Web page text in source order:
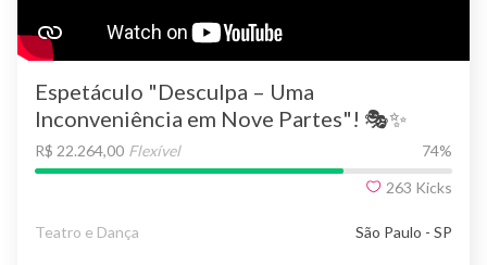
Espetáculo "Desculpa – Uma
Inconveniência em Nove Partes"! 🎭✨
R$ 22.264,00 Flexível 74%
263 Kicks
Teatro e Dança São Paulo - SP